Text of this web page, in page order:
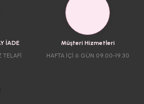
İADE
TELAFİ
Müşteri Hizmetleri
HAFTA İÇİ 6 GÜN 09.00-19.30